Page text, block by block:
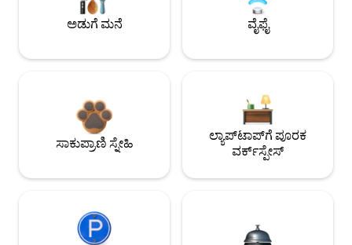
ಅಡುಗೆ ಮನೆ ವೈಫೈ
ಸಾಕುಪ್ರಾಣಿ ಸ್ನೇಹಿ
ಲ್ಯಾಪ್‌ಟಾಪ್‌ಗೆ ಪೂರಕ
ವರ್ಕ್‌ಸ್ಪೇಸ್